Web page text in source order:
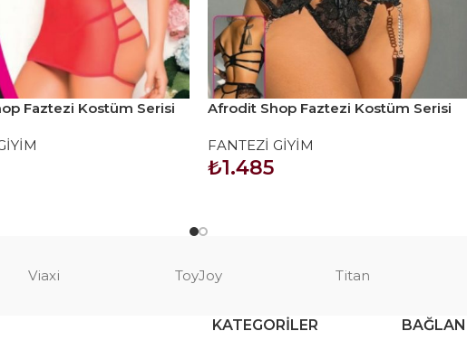
Faztezi Kostüm Serisi
Afrodit Shop Faztezi Kostüm Serisi
FANTEZİ GİYİM
₺1.485
Viaxi ToyJoy Titan
KATEGORILER